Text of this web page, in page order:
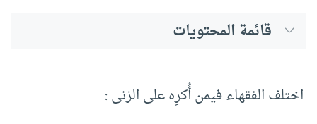
قائمة المحتويات
اختلف الفقهاء فيمن أُكرِه على الزنى :